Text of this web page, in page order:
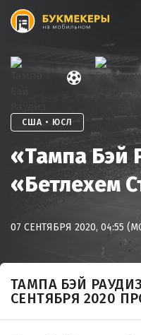
Skip
США • ЮСЛ
«Тампа Бэй
«Бетлехем
07 СЕНТЯБРЯ 2020, 04:55
ТАМПА БЭЙ
СЕНТЯБРЯ 2020